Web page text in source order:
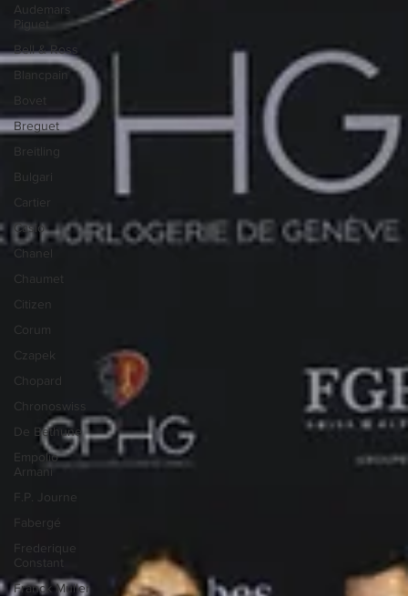
Audemars
Piguet
Bell & Ross
Blancpain
Bovet
Breguet
Breitling
Bulgari
Cartier
Casio
Chanel
Chaumet
Citizen
Corum
Czapek
Chopard
Chronoswiss
De Bethune
Empolio
Armani
F.P. Journe
Fabergé
Frederique
Constant
Franck Muller